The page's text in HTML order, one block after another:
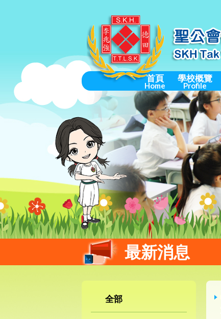
首頁
Home
學校概覽
Profile
最新消息
全部